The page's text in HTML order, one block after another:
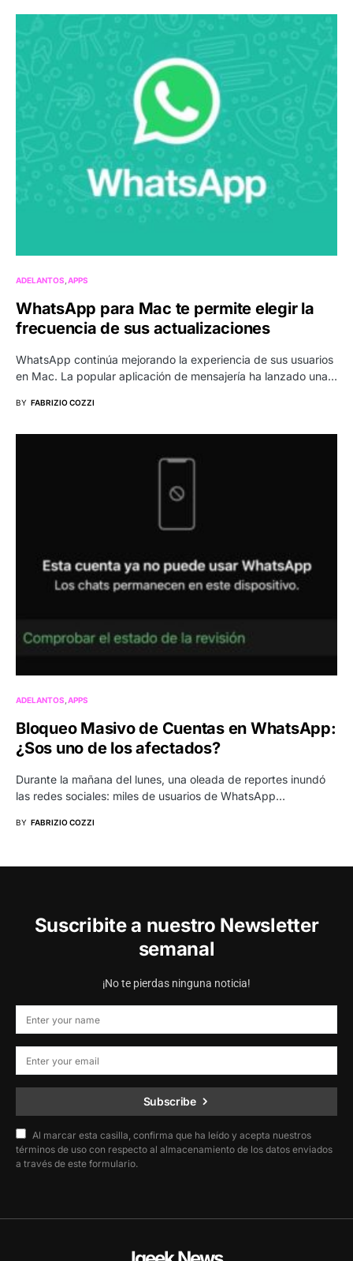
ADELANTOS APPS
WhatsApp para Mac te permite elegir la
frecuencia de sus actualizaciones
WhatsApp continúa mejorando la experiencia de sus usuarios
en Mac. La popular aplicación de mensajería ha lanzado una…
BY FABRIZIO COZZI
ADELANTOS APPS
Bloqueo Masivo de Cuentas en WhatsApp:
¿Sos uno de los afectados?
Durante la mañana del lunes, una oleada de reportes inundó
las redes sociales: miles de usuarios de WhatsApp…
BY FABRIZIO COZZI
Suscribite a nuestro Newsletter
semanal
¡No te pierdas ninguna noticia!
Subscribe
Al marcar esta casilla, confirma que ha leído y acepta nuestros
términos de uso con respecto al almacenamiento de los datos enviados
a través de este formulario.